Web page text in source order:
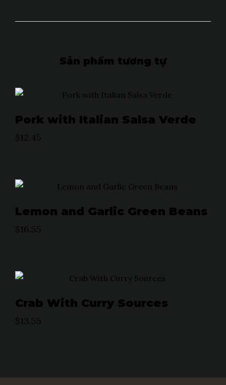
Sản phẩm tương tự
Pork with Italian Salsa Verde
$ 12.45
Lemon and Garlic Green Beans
$16.55
Crab With Curry Sources
$13.55